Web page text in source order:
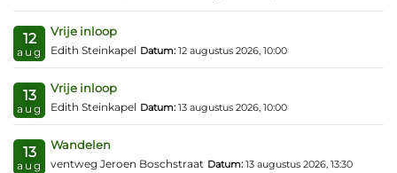
12
aug
Vrije inloop
Edith Steinkapel Datum: 12 augustus 2026, 10:00
13
aug
Vrije inloop
Edith Steinkapel Datum: 13 augustus 2026, 10:00
13
aug
Wandelen
ventweg Jeroen Boschstraat Datum: 13 augustus 2026, 13:30